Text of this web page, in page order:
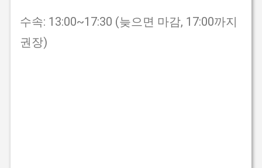
수속: 13:00~17:30 (늦으면 마감, 17:00까지
권장)